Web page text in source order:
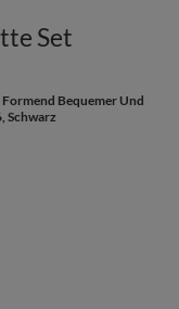
Set
Bequemer Und
Schwarz